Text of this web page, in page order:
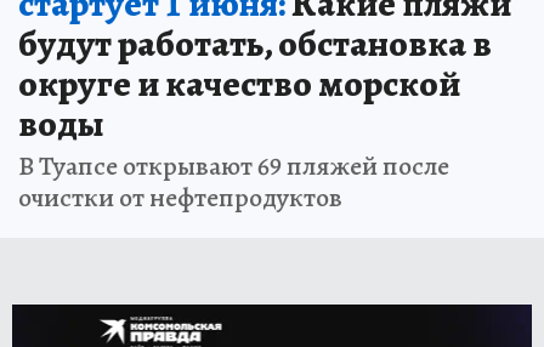
будут работать, обстановка в
округе и качество морской
воды
В Туапсе открывают 69 пляжей после
очистки от нефтепродуктов